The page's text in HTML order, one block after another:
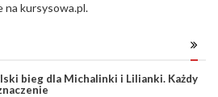
na kursysowa.pl.
bieg dla Michalinki i Lilianki. Każdy